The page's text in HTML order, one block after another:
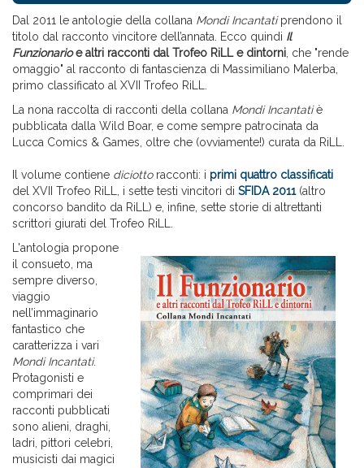
Dal 2011 le antologie della collana Mondi Incantatiprendono il
titolo dal racconto vincitore dell’annata. Ecco quindi Il
Funzionarioe altri racconti dal Trofeo RiLL e dintorni , che "rende
omaggio" al racconto di fantascienza di Massimiliano Malerba,
primo classificato al XVII Trofeo RiLL.
La nona raccolta di racconti della collana Mondi Incantatiè
pubblicata dalla Wild Boar, e come sempre patrocinata da
Lucca Comics & Games, oltre che (ovviamente!) curata da RiLL.
Il volume contiene diciottoracconti: i primi quattro classificati
del XVII Trofeo RiLL, i sette testi vincitori di SFIDA 2011(altro
concorso bandito da RiLL) e, infine, sette storie di altrettanti
scrittori giurati del Trofeo RiLL.
L'antologia propone
il consueto, ma
sempre diverso,
viaggio
nell’immaginario
fantastico che
caratterizza i vari
Mondi Incantati.
Protagonisti e
comprimari dei
racconti pubblicati
sono alieni, draghi,
ladri, pittori celebri,
musicisti dai magici